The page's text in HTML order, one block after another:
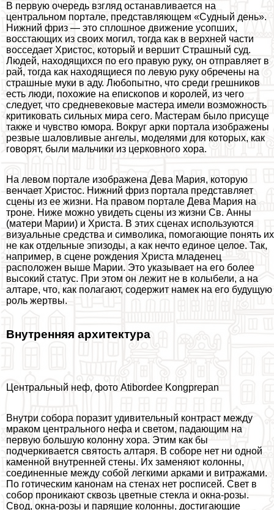
В первую очередь взгляд останавливается на
центральном портале, представляющем «Судный день».
Нижний фриз — это сплошное движение усопших,
восстающих из своих могил, тогда как в верхней части
восседает Христос, который и вершит Страшный суд.
Людей, находящихся по его правую руку, он отправляет в
рай, тогда как находящиеся по левую руку обречены на
страшные муки в аду. Любопытно, что среди грешников
есть люди, похожие на епископов и королей, из чего
следует, что средневековые мастера имели возможность
критиковать сильных мира сего. Мастерам было присуще
также и чувство юмора. Вокруг арки портала изображены
резвые шаловливые ангелы, моделями для которых, как
говорят, были мальчики из церковного хора.
На левом портале изображена Дева Мария, которую
венчает Христос. Нижний фриз портала представляет
сцены из ее жизни. На правом портале Дева Мария на
троне. Ниже можно увидеть сцены из жизни Св. Анны
(матери Марии) и Христа. В этих сценах используются
визуальные средства и символика, помогающие понять их
не как отдельные эпизоды, а как нечто единое целое. Так,
например, в сцене рождения Христа младенец
расположен выше Марии. Это указывает на его более
высокий статус. При этом он лежит не в колыбели, а на
алтаре, что, как полагают, содержит намек на его будущую
роль жертвы.
Внутренняя архитектура
Центральный неф, фото Atibordee Kongprepan
Внутри собора поразит удивительный контраст между
мpaком центрального нефа и светом, падающим на
первую большую колонну хора. Этим как бы
подчеркивается святость алтаря. В соборе нет ни одной
каменной внутренней стены. Их заменяют колонны,
соединенные между собой легкими арками и витражами.
По готическим канонам на стенах нет росписей. Свет в
собор проникают сквозь цветные стекла и окна-розы.
Свод, окна-розы и парящие колонны, достигающие